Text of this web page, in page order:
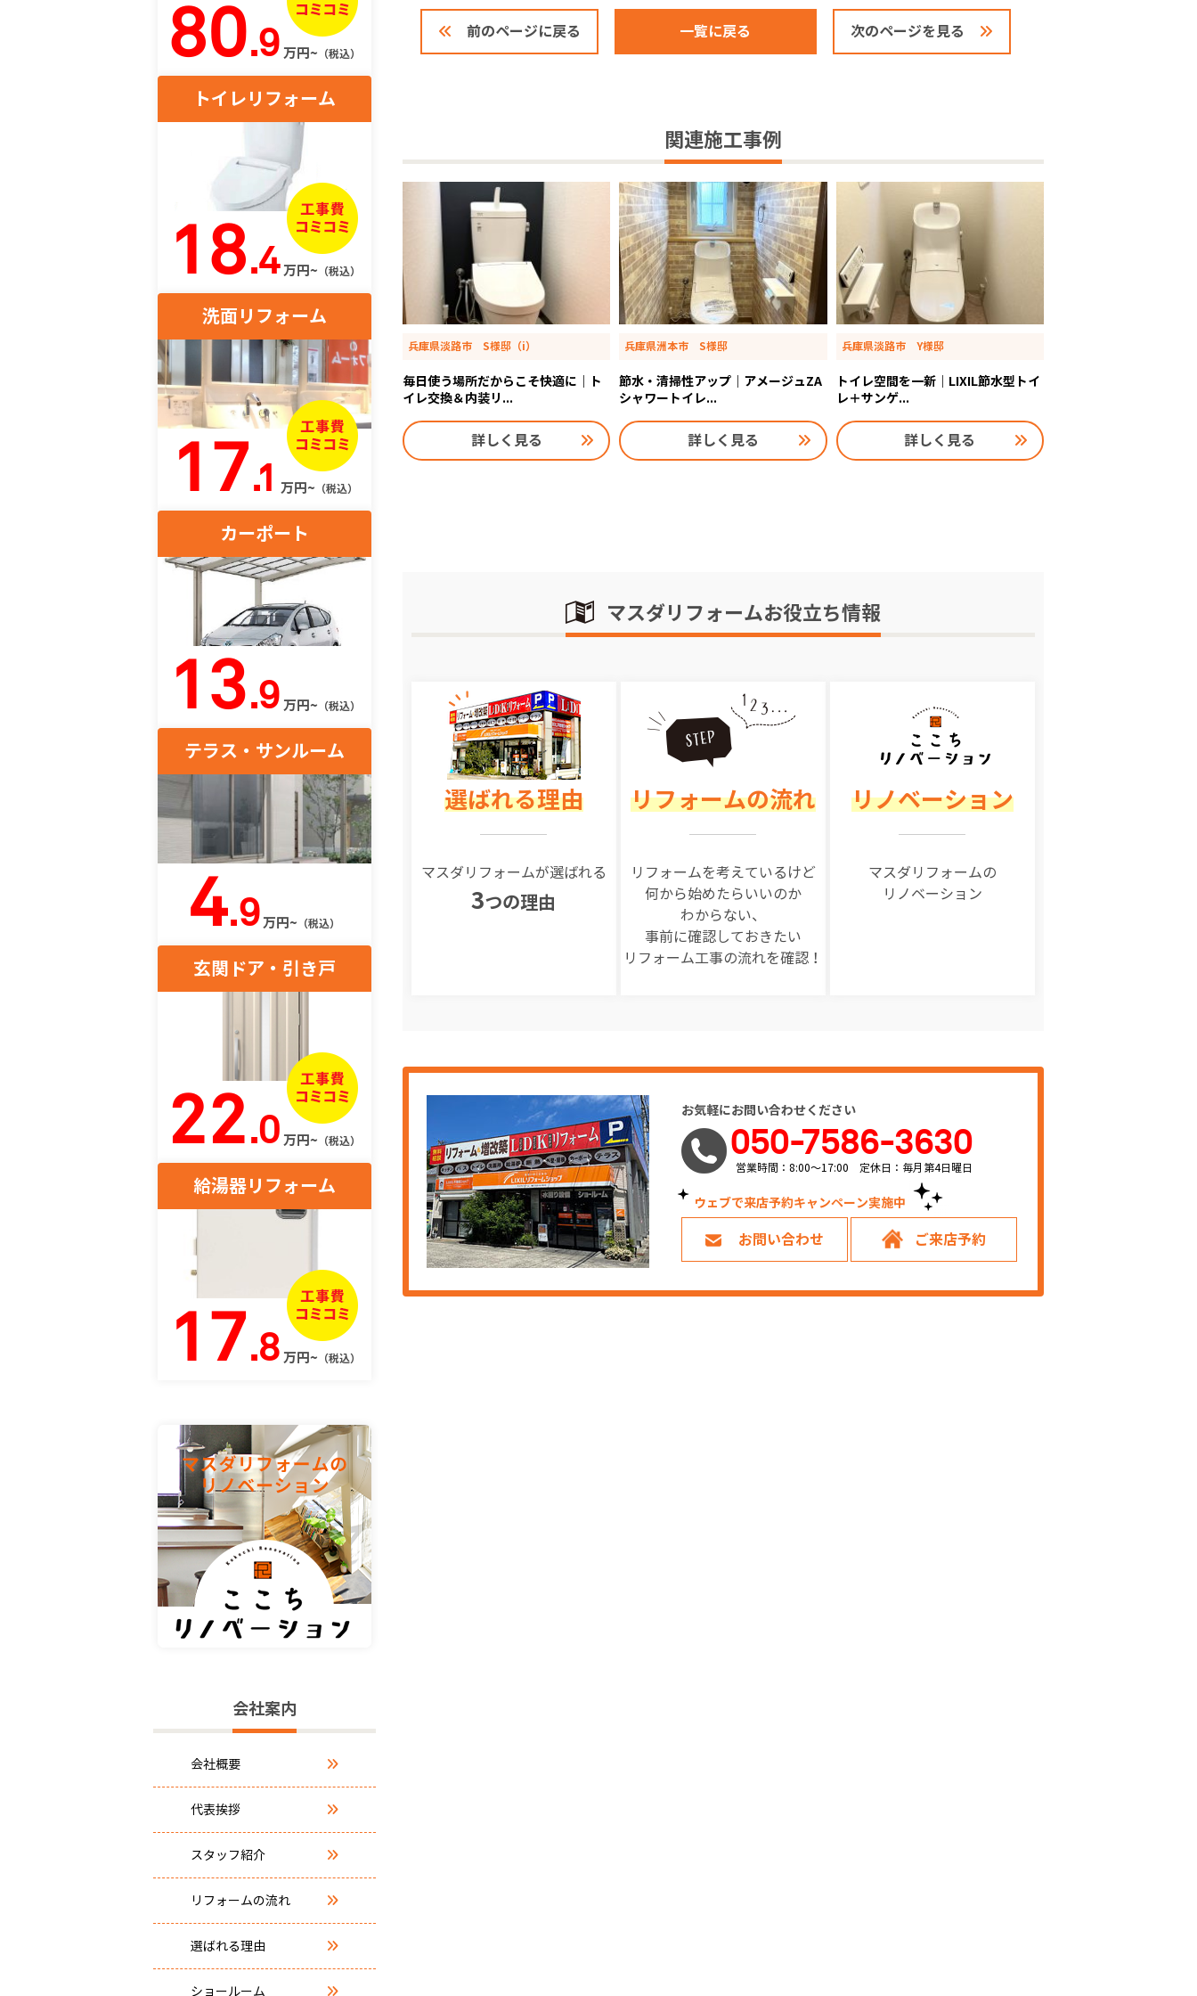
前のページに戻る 一覧に戻る 次のページを見る
関連施工事例
兵庫県淡路市 S様邸（i）
毎日使う場所だからこそ快適に｜ト
イレ交換＆内装リ...
詳しく見る
兵庫県洲本市 S様邸
節水・清掃性アップ｜アメージュZA
シャワートイレ...
詳しく見る
兵庫県淡路市 Y様邸
トイレ空間を一新｜LIXIL節水型トイ
レ＋サンゲ...
詳しく見る
マスダリフォームお役立ち情報
選ばれる理由
マスダリフォームが選ばれる
3つの理由
リフォームの流れ
リフォームを考えているけど
何から始めたらいいのか
わからない、
事前に確認しておきたい
リフォーム工事の流れを確認！
リノベーション
マスダリフォームの
リノベーション
お気軽にお問い合わせください
050-7586-3630
営業時間：8:00～17:00 定休日：毎月第4日曜日
ウェブで来店予約キャンペーン実施中！
お問い合わせ ご来店予約
80.9 万円~ （税込）
トイレリフォーム
18.4万円~ （税込）
洗面リフォーム
17.1 万円~ （税込）
カーポート
13.9 万円~ （税込）
テラス・サンルーム
4.9万円~ （税込）
玄関ドア・引き戸
22.0 万円~ （税込）
給湯器リフォーム
17.8 万円~ （税込）
会社案内
会社概要
代表挨拶
スタッフ紹介
リフォームの流れ
選ばれる理由
ショールーム